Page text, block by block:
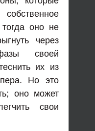
оно не
через
своей
их из
Но это
оно может
свои